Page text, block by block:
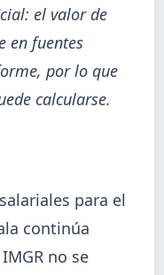
metalúrgica cayó
bajó la prepintada
el valor de
en fuentes
por lo que
calcularse.
para el
continúa
no se